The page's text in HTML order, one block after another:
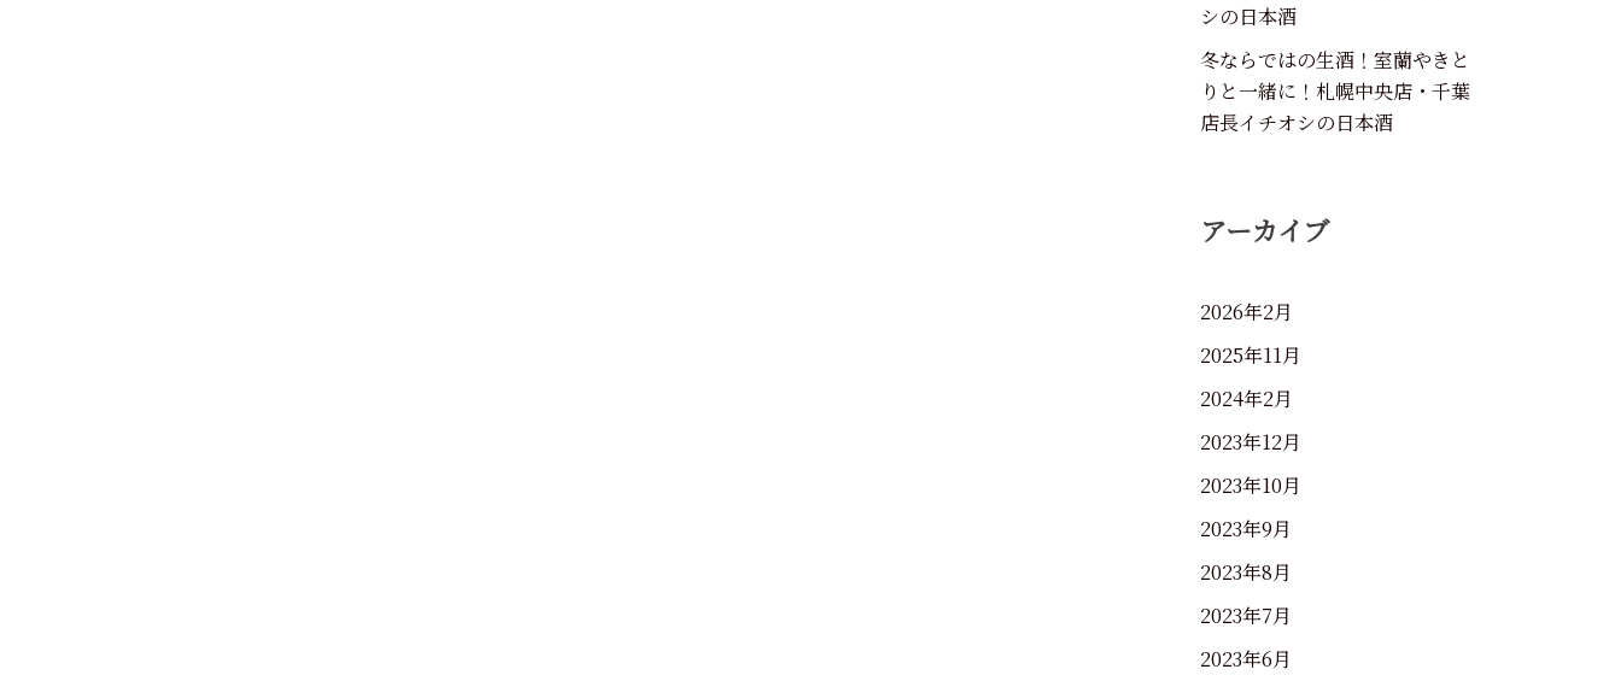
シの日本酒
冬ならではの生酒！室蘭やきと
りと一緒に！札幌中央店・千葉
店長イチオシの日本酒
アーカイブ
2026年2月
2025年11月
2024年2月
2023年12月
2023年10月
2023年9月
2023年8月
2023年7月
2023年6月